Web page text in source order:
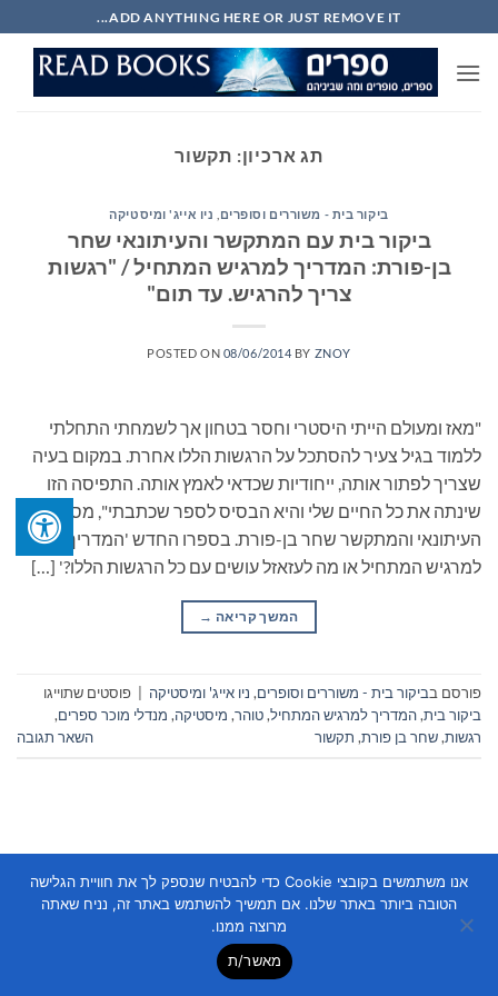
to
content
ADD ANYTHING HERE OR JUST REMOVE IT...
תג ארכיון: תקשור
ביקור בית - משוררים וסופרים ניו אייג' ומיסטיקה
ביקור בית עם המתקשר והעיתונאי שחר
בן-פורת: המדריך למרגיש המתחיל / "רגשות
צריך להרגיש. עד תום"
POSTED ON 08/06/2014 BY ZNOY
"מאז ומעולם הייתי היסטרי וחסר בטחון אך לשמחתי התחלתי
ללמוד בגיל צעיר להסתכל על הרגשות הללו אחרת. במקום בעיה
שצריך לפתור אותה, ייחודיות שכדאי לאמץ אותה. התפיסה הזו
שינתה את כל החיים שלי והיא הבסיס לספר שכתבתי", מספר
העיתונאי והמתקשר שחר בן-פורת. בספרו החדש 'המדריך
למרגיש המתחיל או מה לעזאזל עושים עם כל הרגשות הללו?' […]
המשך קריאה →
פורסם בביקור בית - משוררים וסופרים, ניו אייג' ומיסטיקה
פוסטים שתוייגו
ביקור בית,המדריך למרגיש המתחיל,טוהר, מיסטיקה, מנדלי מוכר ספרים,
רגשות,שחר בן פורת, תקשור השאר תגובה
Copyright 2026 ©
אנו משתמשים בקובצי Cookie כדי להבטיח שנספק לך את חוויית הגלישה
הטובה ביותר באתר שלנו. אם תמשיך להשתמש באתר זה, נניח שאתה
מרוצה ממנו.
מאשר/ת